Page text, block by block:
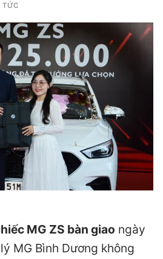
TỨC
MG ZS bàn giao ngày
MG Bình Dương không